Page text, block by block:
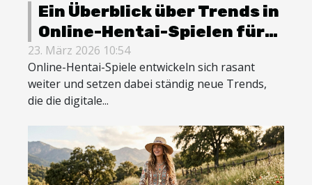
Ein Überblick über Trends in
Online-Hentai-Spielen für
2026
23. März 2026 10:54
Online-Hentai-Spiele entwickeln sich rasant
weiter und setzen dabei ständig neue Trends,
die die digitale...